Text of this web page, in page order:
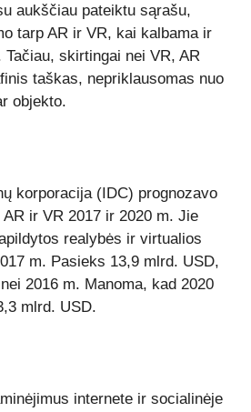
aukščiau pateiktu sąrašu,
tarp AR ir VR, kai kalbama ir
skirtingai nei VR, AR
taškas, nepriklausomas nuo
objekto.
korporacija (IDC) prognozavo
ir VR 2017 ir 2020 m. Jie
realybės ir virtualios
m. Pasieks 13,9 mlrd. USD,
2016 m. Manoma, kad 2020
mlrd. USD.
internete ir socialinėje